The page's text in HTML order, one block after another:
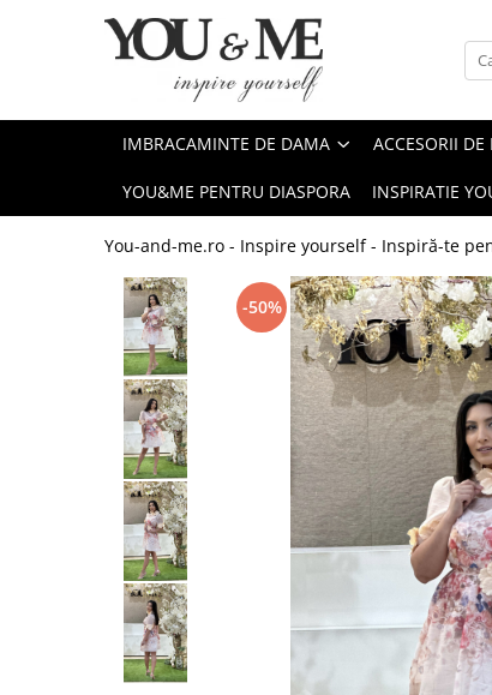
Imbracaminte de dama
Geci si jachete
Rochii de zi
Rochii de eveniment
Compleuri si costume
Tricouri si topuri
Costume de baie
Accesorii de dama
Coliere si brose
IMBRACAMINTE DE DAMA ACCESORII
YOU&ME PENTRU DIASPORA INSPIRATIE
You-and-me.ro - Inspire yourself - Inspiră-te
-50%